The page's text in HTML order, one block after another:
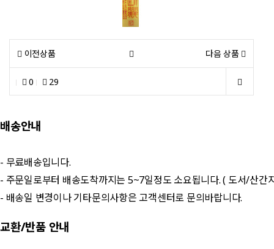
이전상품 다음 상품
0 29
배송안내
- 무료배송입니다.
- 주문일로부터 배송도착까지는 5~7일정도 소요됩니다. ( 도서/산간
- 배송일 변경이나 기타문의사항은 고객센터로 문의바랍니다.
교환/반품안내